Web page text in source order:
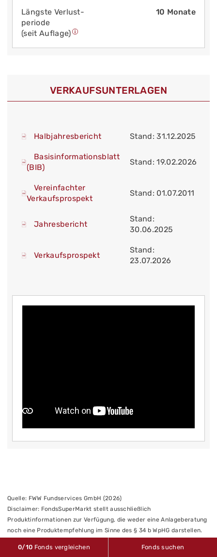
Längste Verlust­
periode
(seit Auflage)
10 Monate
VERKAUFS­UNTERLAGEN
Halbjahresbericht Stand: 31.12.2025
Basisinformationsblatt
(BIB)
Stand: 19.02.2026
Vereinfachter
Verkaufsprospekt
Stand: 01.07.2011
Jahresbericht
Stand:
30.06.2025
Verkaufsprospekt
Stand:
23.07.2026
0/10 Fonds vergleichen Fonds suchen
Quelle: FWW Fundservices GmbH (2026)
Disclaimer: FondsSuperMarkt stellt ausschließlich
Produktinformationen zur Verfügung, die weder eine Anlageberatung
noch eine Produktempfehlung im Sinne des § 34 b WpHG darstellen.
Quellen. FondsSuperMarkt übernimmt keine Haftung für die